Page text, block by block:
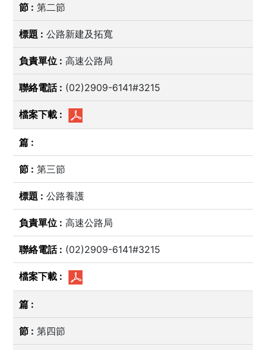
第二節
公路新建及拓寬
高速公路局
(02)2909-6141#3215
第三節
公路養護
高速公路局
(02)2909-6141#3215
第四節